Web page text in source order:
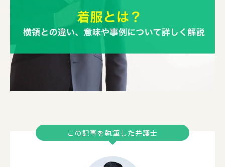
この記事を執筆した弁護士